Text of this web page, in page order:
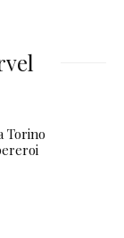
Torino